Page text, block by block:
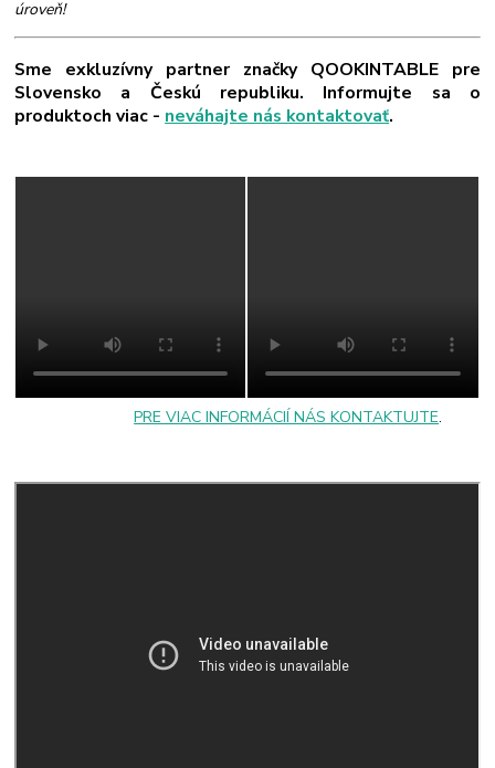
úroveň!
Sme exkluzívny partner značky QOOKINTABLE pre
Slovensko a Českú republiku. Informujte sa o
produktoch viac - neváhajte nás kontaktovať.
PRE VIAC INFORMÁCIÍ NÁS KONTAKTUJTE.